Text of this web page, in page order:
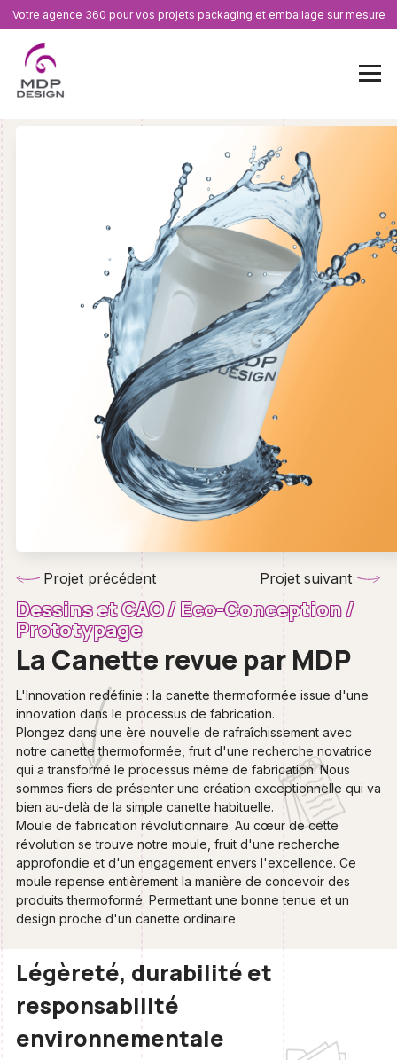
Votre agence 360 pour vos projets packaging et emballage sur mesure
Projet précédent Projet suivant
Dessins et CAO/Eco-Conception/
Prototypage
La Canette revue par MDP
L'Innovation redéfinie : la canette thermoformée issue d'une
innovation dans le processus de fabrication.
Plongez dans une ère nouvelle de rafraîchissement avec
notre canette thermoformée, fruit d'une recherche novatrice
qui a transformé le processus même de fabrication. Nous
sommes fiers de présenter une création exceptionnelle qui va
bien au-delà de la simple canette habituelle.
Moule de fabrication révolutionnaire. Au cœur de cette
révolution se trouve notre moule, fruit d'une recherche
approfondie et d'un engagement envers l'excellence. Ce
moule repense entièrement la manière de concevoir des
produits thermoformé. Permettant une bonne tenue et un
design proche d'un canette ordinaire
Légèreté, durabilité et
responsabilité
environnementale